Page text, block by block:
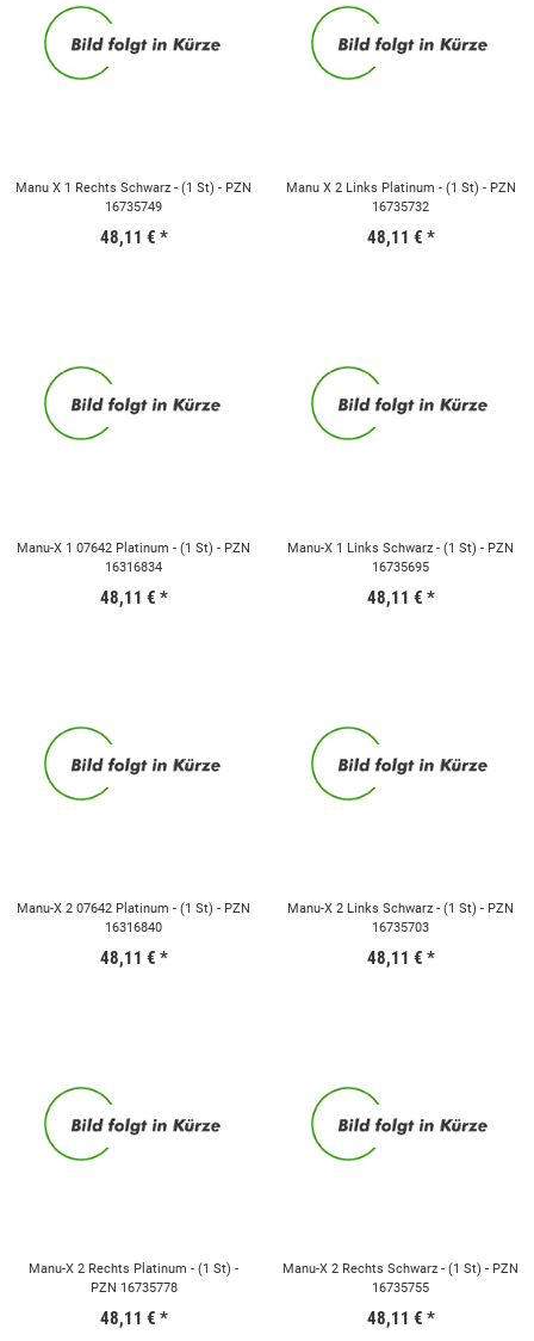
Manu X 1 Rechts Schwarz - (1 St) - PZN
16735749
48,11 € *
Manu X 2 Links Platinum - (1 St) - PZN
16735732
48,11 € *
Manu-X 1 07642 Platinum - (1 St) - PZN
16316834
48,11 € *
Manu-X 1 Links Schwarz - (1 St) - PZN
16735695
48,11 € *
Manu-X 2 07642 Platinum - (1 St) - PZN
16316840
48,11 € *
Manu-X 2 Links Schwarz - (1 St) - PZN
16735703
48,11 € *
Manu-X 2 Rechts Platinum - (1 St) -
PZN 16735778
48,11 € *
Manu-X 2 Rechts Schwarz - (1 St) - PZN
16735755
48,11 € *